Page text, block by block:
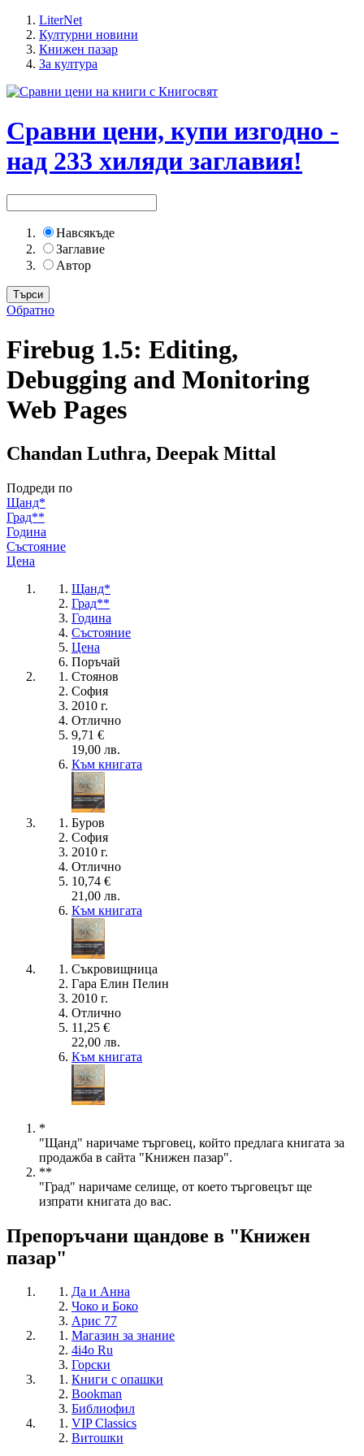
LiterNet
Културни новини
Книжен пазар
За култура
Сравни цени, купи изгодно -
над 233 хиляди заглавия!
Навсякъде
Заглавие
Автор
Обратно
Firebug 1.5: Editing,
Debugging and Monitoring
Web Pages
Chandan Luthra, Deepak Mittal
Подреди по
Щанд*
Град**
Година
Състояние
Цена
Щанд*
Град**
Година
Състояние
Цена
Поръчай
Стоянов
София
2010 г.
Отлично
9,71 €
19,00 лв.
Към книгата
Буров
София
2010 г.
Отлично
10,74 €
21,00 лв.
Към книгата
Съкровищница
Гара Елин Пелин
2010 г.
Отлично
11,25 €
22,00 лв.
Към книгата
*
"Щанд" наричаме търговец, който предлага книгата за
продажба в сайта "Книжен пазар".
**
"Град" наричаме селище, от което търговецът ще
изпрати книгата до вас.
Препоръчани щандове в "Книжен
пазар"
Да и Анна
Чоко и Боко
Арис 77
Магазин за знание
4i4o Ru
Горски
Книги с опашки
Bookman
Библиофил
VIP Classics
Витошки